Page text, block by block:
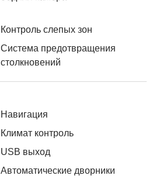
Контроль слепых зон
Система предотвращения
столкновений
Навигация
Климат контроль
USB выход
Автоматические дворники